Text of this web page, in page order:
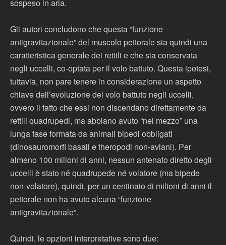
sospeso in aria.
Gli autori concludono che questa “funzione
antigravitazionale” del muscolo pettorale sia quindi una
caratteristica generale dei rettili e che sia conservata
negli uccelli, co-optata per il volo battuto. Questa ipotesi,
tuttavia, non pare tenere in considerazione un aspetto
chiave dell’evoluzione del volo battuto negli uccelli,
ovvero il fatto che essi non discendano direttamente da
rettili quadrupedi, ma abbiano avuto “nel mezzo” una
lunga fase formata da animali bipedi obbligati
(dinosauromorfi basali e theropodi non-aviani). Per
almeno 100 milioni di anni, nessun antenato diretto degli
uccelli è stato né quadrupede né volatore (ma bipede
non-volatore), quindi, per un centinaio di milioni di anni il
pettorale non ha avuto alcuna “funzione
antigravitazionale”.
Quindi, le opzioni interpretative sono due: